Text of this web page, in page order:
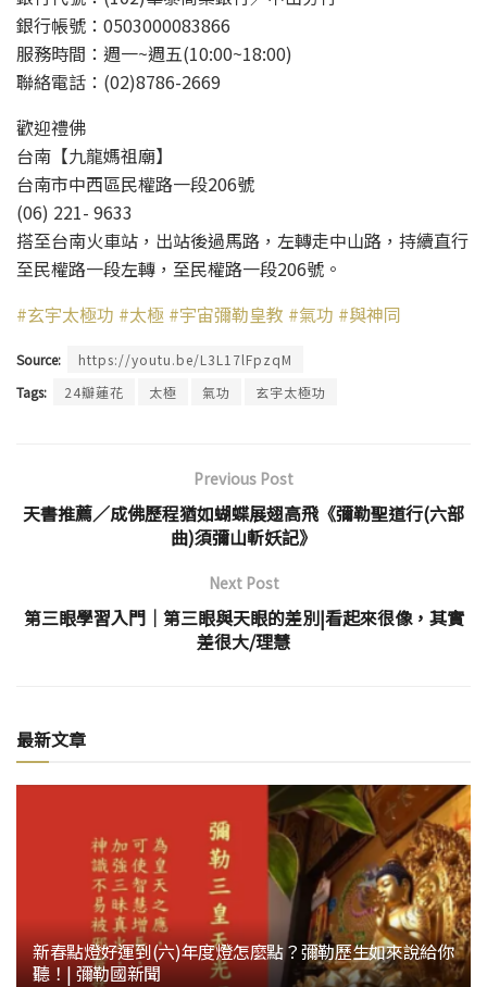
銀行帳號：0503000083866
服務時間：週一~週五(10:00~18:00)
聯絡電話：(02)8786-2669
歡迎禮佛
台南【九龍媽祖廟】
台南市中西區民權路一段206號
(06) 221- 9633
搭至台南火車站，出站後過馬路，左轉走中山路，持續直行
至民權路一段左轉，至民權路一段206號。
#玄宇太極功 #太極 #宇宙彌勒皇教 #氣功 #與神同
Source:
https://youtu.be/L3L17lFpzqM
Tags:
24瓣蓮花 太極 氣功 玄宇太極功
Previous Post
天書推薦／成佛歷程猶如蝴蝶展翅高飛《彌勒聖道行(六部
曲)須彌山斬妖記》
Next Post
第三眼學習入門│第三眼與天眼的差別|看起來很像，其實
差很大/理慧
最新文章
新春點燈好運到(六)年度燈怎麼點？彌勒歷生如來說給你
聽！| 彌勒國新聞